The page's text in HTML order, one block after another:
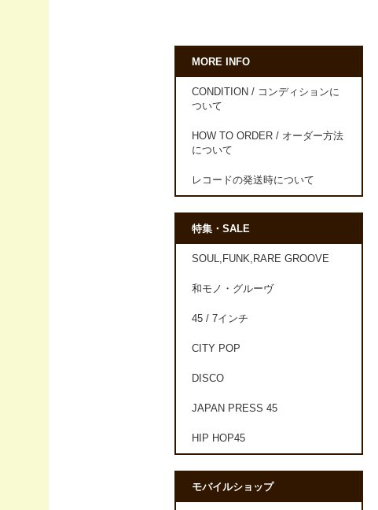
MORE INFO
CONDITION / コンディションに
ついて
HOW TO ORDER / オーダー方法
について
レコードの発送時について
特集・SALE
SOUL,FUNK,RARE GROOVE
和モノ・グルーヴ
45 / 7インチ
CITY POP
DISCO
JAPAN PRESS 45
HIP HOP45
モバイルショップ